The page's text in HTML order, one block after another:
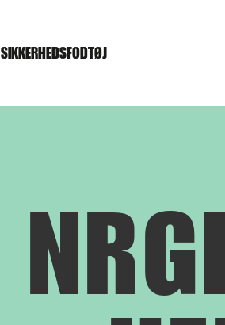
SIKKERHEDSFODTØJ